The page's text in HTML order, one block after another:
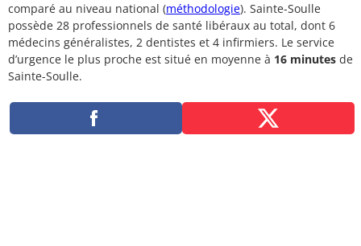
comparé au niveau national (méthodologie). Sainte-Soulle
possède 28 professionnels de santé libéraux au total, dont 6
médecins généralistes, 2 dentistes et 4 infirmiers. Le service
d’urgence le plus proche est situé en moyenne à 16 minutes de
Sainte-Soulle.